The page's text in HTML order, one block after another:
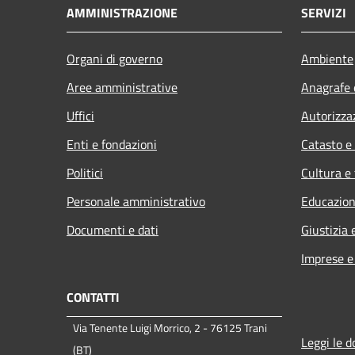
AMMINISTRAZIONE
Organi di governo
Aree amministrative
Uffici
Enti e fondazioni
Politici
Personale amministrativo
Documenti e dati
SERVIZI
Ambiente
Catasto
Cultura
Giustizia
Imprese
CONTATTI
Via Tenente Luigi Morrico, 2 - 76125 Trani
(BT)
Leggi le